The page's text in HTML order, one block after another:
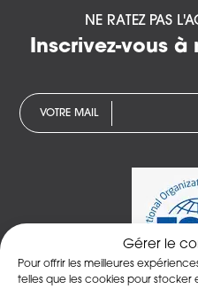
Gérer le
Pour offrir les meilleures
telles que les cookies pour
NE RATEZ PAS
Inscrivez-vous à
VOTRE MAIL